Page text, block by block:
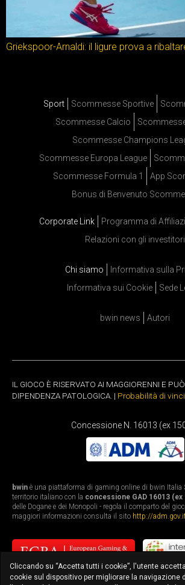
Griekspoor-Arnaldi: il ligure prova a
Sport Scommesse Sportive
Scommesse Calcio
Scommesse Champions
Scommesse Europa League
Scommesse Formula 1
App
Bonus di Benvenuto
Corporate Link Programma di
Relazioni con gli investitori
Chi siamo
Informativa sulla
Informativa sui Cookie
Sede
bwin news Autori
IL GIOCO È RISERVATO AI MAGGIORENNI E
DIPENDENZA PATOLOGICA. | Probabilità di
Concessione N. 16013 (ex
bwin è una piattaforma di gaming online di bwin Italia
territorio italiano con la concessione GAD 16013 (ex
delle Dogane e dei Monopoli - regola il comparto del
maggiori informazioni consulta il sito http://
Cliccando su “Accetta tutti i cookie”, l'utente
cookie sul dispositivo per migliorare la navigazione